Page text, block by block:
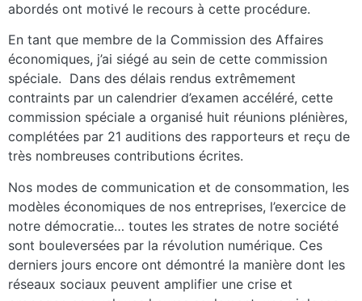
abordés ont motivé le recours à cette procédure.
En tant que membre de la Commission des Affaires
économiques, j’ai siégé au sein de cette commission
spéciale. Dans des délais rendus extrêmement
contraints par un calendrier d’examen accéléré, cette
commission spéciale a organisé huit réunions plénières,
complétées par 21 auditions des rapporteurs et reçu de
très nombreuses contributions écrites.
Nos modes de communication et de consommation, les
modèles économiques de nos entreprises, l’exercice de
notre démocratie… toutes les strates de notre société
sont bouleversées par la révolution numérique. Ces
derniers jours encore ont démontré la manière dont les
réseaux sociaux peuvent amplifier une crise et